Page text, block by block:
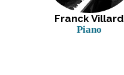
Franck Villard
Piano